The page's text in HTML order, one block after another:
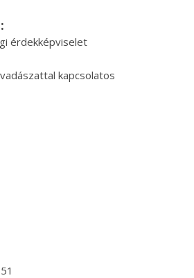
érdekképviselet
kapcsolatos